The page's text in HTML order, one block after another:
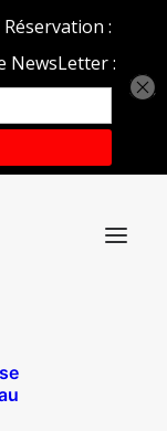
et Ariane
13h
Ariane Brousse